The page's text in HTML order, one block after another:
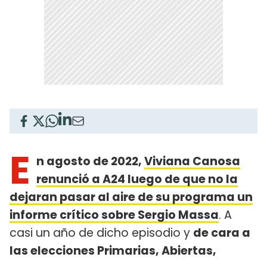
E n agosto de 2022,Viviana Canosa
renunció a A24 luego de que no la
dejaran pasar al aire de su programa un
informe crítico sobre Sergio Massa. A
casi un año de dicho episodio y de cara a
las elecciones Primarias, Abiertas,